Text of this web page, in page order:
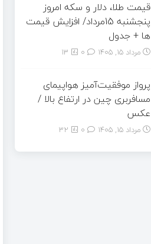
قیمت طلا، دلار و سکه امروز
پنجشنبه 15مرداد/ افزایش قیمت
ها + جدول
مرداد ۱۵, ۱۴۰۵ 13
پرواز موفقیت‌آمیز هواپیمای
مسافربری چین در ارتفاع بالا /
عکس
مرداد ۱۵, ۱۴۰۵ 32